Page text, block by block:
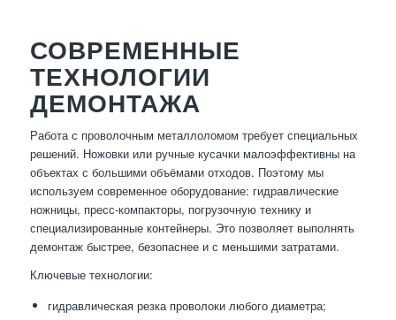
СОВРЕМЕННЫЕ
ТЕХНОЛОГИИ
ДЕМОНТАЖА
Работа с проволочным металлоломом требует специальных
решений. Ножовки или ручные кусачки малоэффективны на
объектах с большими объёмами отходов. Поэтому мы
используем современное оборудование: гидравлические
ножницы, пресс-компакторы, погрузочную технику и
специализированные контейнеры. Это позволяет выполнять
демонтаж быстрее, безопаснее и с меньшими затратами.
Ключевые технологии:
гидравлическая резка проволоки любого диаметра;